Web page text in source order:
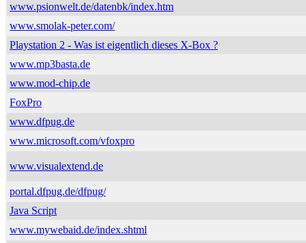
www.psionwelt.de/datenbk/index.htm
www.smolak-peter.com/
Playstation 2 - Was ist eigentlich dieses X-Box ?
www.mp3basta.de
www.mod-chip.de
FoxPro
www.dfpug.de
www.microsoft.com/vfoxpro
www.visualextend.de
portal.dfpug.de/dfpug/
Java Script
www.mywebaid.de/index.shtml